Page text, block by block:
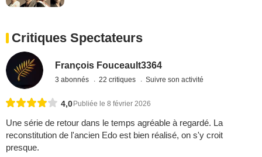
Critiques Spectateurs
François Fouceault3364
3 abonnés 22 critiques Suivre son activité
4,0 Publiée le 8 février 2026
Une série de retour dans le temps agréable à regardé. La
reconstitution de l'ancien Edo est bien réalisé, on s'y croit
presque.